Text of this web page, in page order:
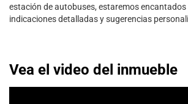
estación de autobuses, estaremos
indicaciones detalladas y sugerencias
Vea el video del inmueble